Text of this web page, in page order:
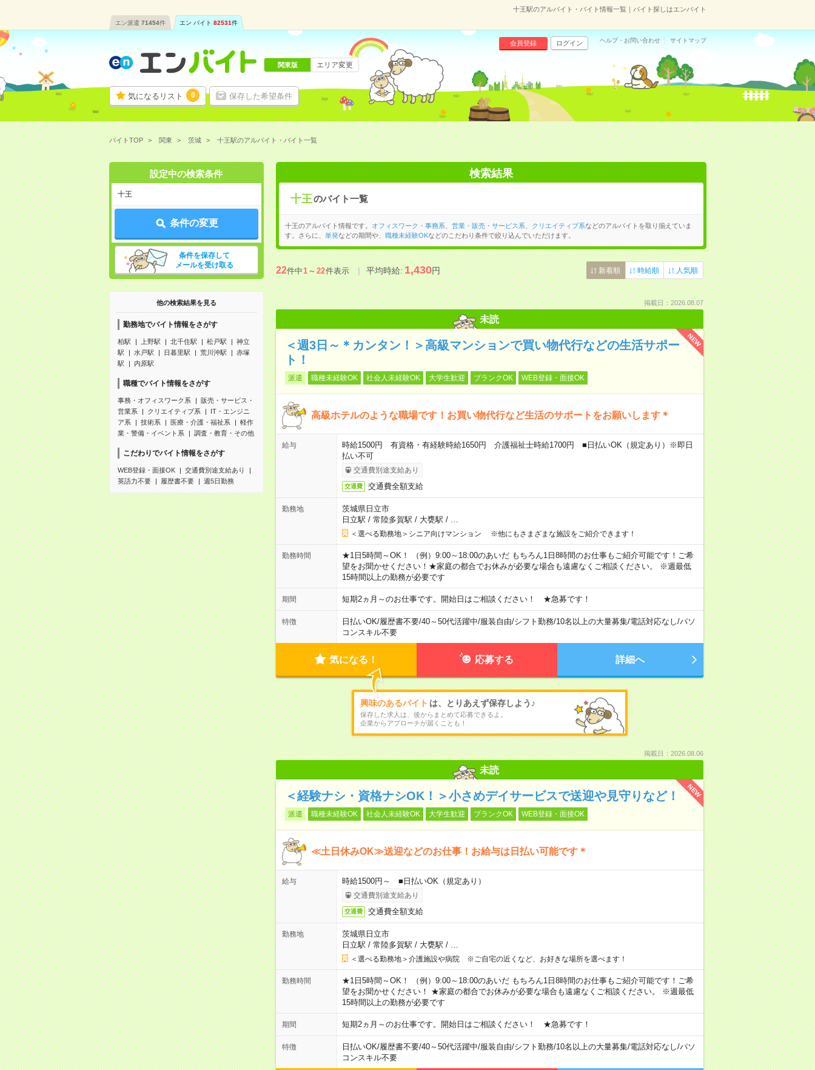
十王駅のアルバイト・バイト情報一覧｜バイト探しはエンバイト
エン派遣 71454件 エン バイト 82531件
気になるリスト 0 保存した希望条件
会員登録 ログイン ヘルプ・お問い合わせ サイトマップ
関東版 エリア変更
バイトTOP 関東 茨城 十王駅のアルバイト・バイト一覧
設定中の検索条件
十王
条件の変更
条件を保存して
メールを受け取る
他の検索結果を見る
勤務地でバイト情報をさがす
柏駅 上野駅 北千住駅 松戸駅
神立
駅
水戸駅 日暮里駅 荒川沖駅
赤塚
駅
内原駅
職種でバイト情報をさがす
事務・オフィスワーク系
販売・サービス・
営業系
クリエイティブ系
IT・エンジニ
ア系
技術系 医療・介護・福祉系
軽作
業・警備・イベント系
調査・教育・その他
こだわりでバイト情報をさがす
WEB登録・面接OK
交通費別途支給あり
英語力不要
履歴書不要 週5日勤務
検索結果
十王のバイト一覧
十王のアルバイト情報です。 オフィスワーク・事務系 営業・販売・サービス系 クリエイティブ系などのアルバイトを取り揃えていま
す。さらに、
単発などの期間や、 職種未経験OKなどのこだわり条件で絞り込んでいただけます。
22件中1～22件表示 平均時給:1,430円 新着順 時給順 人気順
掲載日：2026.08.07
未読
NEW
＜週3日～＊カンタン！＞高級マンションで買い物代行などの生活サポー
ト！
派遣 職種未経験OK 社会人未経験OK 大学生歓迎 ブランクOK WEB登録・面接OK
高級ホテルのような職場です！お買い物代行など生活のサポートをお願いします＊
給与
時給1500円 有資格・有経験時給1650円 介護福祉士時給1700円 ■日払いOK（規定あり）※即日
払い不可
交通費別途支給あり
交通費 交通費全額支給
勤務地
茨城県日立市
日立駅 / 常陸多賀駅 / 大甕駅 /
＜選べる勤務地＞シニア向けマンション ※他にもさまざまな施設をご紹介できます！
勤務時間
★1日5時間～OK！ （例）9:00～18:00のあいだ もちろん1日8時間のお仕事もご紹介可能です！ご希
望をお聞かせください！★家庭の都合でお休みが必要な場合も遠慮なくご相談ください。 ※週最低
15時間以上の勤務が必要です
期間 短期2ヵ月～のお仕事です。開始日はご相談ください！ ★急募です！
特徴 日払いOK/履歴書不要/40～50代活躍中/服装自由/シフト勤務/10名以上の大量募集/電話対応なし/パソ
コンスキル不要
気になる！ 応募する 詳細へ
興味のあるバイト は、とりあえず保存しよう♪
保存した求人は、後からまとめて応募できるよ。
企業からアプローチが届くことも！
掲載日：2026.08.06
未読
NEW
＜経験ナシ・資格ナシOK！＞小さめデイサービスで送迎や見守りなど！
派遣 職種未経験OK 社会人未経験OK 大学生歓迎 ブランクOK WEB登録・面接OK
≪土日休みOK≫送迎などのお仕事！お給与は日払い可能です＊
給与 時給1500円～ ■日払いOK（規定あり）
交通費別途支給あり
交通費 交通費全額支給
勤務地
茨城県日立市
日立駅 / 常陸多賀駅 / 大甕駅 /
＜選べる勤務地＞介護施設や病院 ※ご自宅の近くなど、お好きな場所を選べます！
勤務時間
★1日5時間～OK！ （例）9:00～18:00のあいだ もちろん1日8時間のお仕事もご紹介可能です！ご希
望をお聞かせください！ ★家庭の都合でお休みが必要な場合も遠慮なくご相談ください。 ※週最低
15時間以上の勤務が必要です
期間 短期2ヵ月～のお仕事です。開始日はご相談ください！ ★急募です！
特徴 日払いOK/履歴書不要/40～50代活躍中/服装自由/シフト勤務/10名以上の大量募集/電話対応なし/パソ
コンスキル不要